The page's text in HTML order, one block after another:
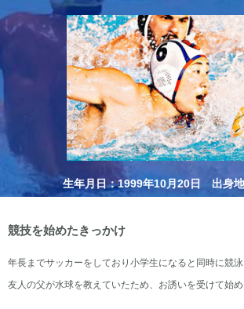
生年月日：1999年10月20日 出身
競技を始めたきっかけ
年長までサッカーをしており小学生になると同時に競泳
友人の父が水球を教えていたため、お誘いを受けて始め